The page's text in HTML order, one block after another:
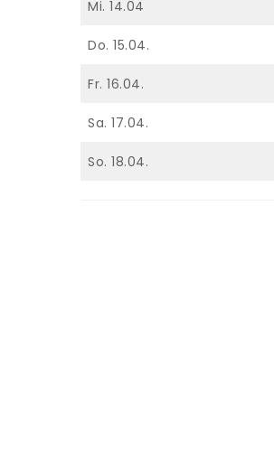
Mi. 14.04
Do. 15.04.
Fr. 16.04.
Sa. 17.04.
So. 18.04.